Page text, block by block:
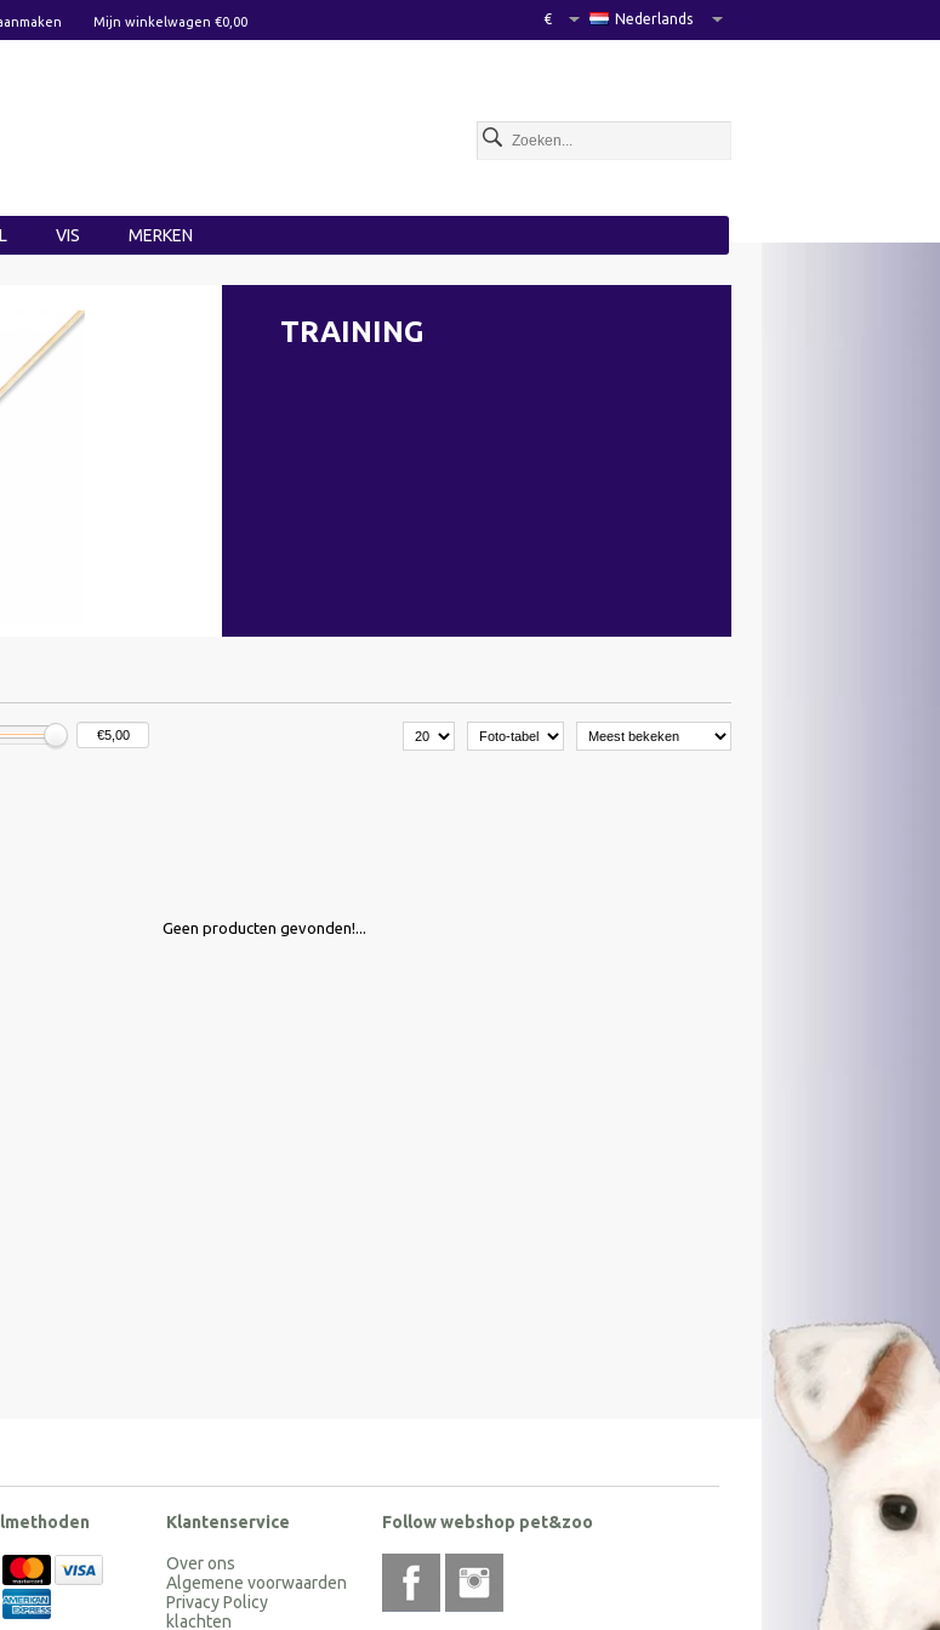
Mijn winkelwagen €0,00 Nederlands
€
VIS MERKEN
TRAINING
Geen producten gevonden!...
Klantenservice
Over ons
Algemene voorwaarden
Privacy Policy
klachten
Follow webshop pet&zoo